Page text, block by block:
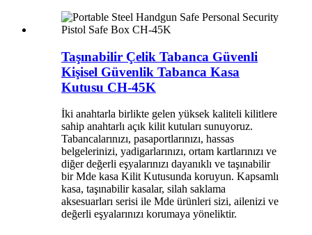
Taşınabilir Çelik Tabanca Güvenli
Kişisel Güvenlik Tabanca Kasa
Kutusu CH-45K
İki anahtarla birlikte gelen yüksek kaliteli kilitlere
sahip anahtarlı açık kilit kutuları sunuyoruz.
Tabancalarınızı, pasaportlarınızı, hassas
belgelerinizi, yadigarlarınızı, ortam kartlarınızı ve
diğer değerli eşyalarınızı dayanıklı ve taşınabilir
bir Mde kasa Kilit Kutusunda koruyun. Kapsamlı
kasa, taşınabilir kasalar, silah saklama
aksesuarları serisi ile Mde ürünleri sizi, ailenizi ve
değerli eşyalarınızı korumaya yöneliktir.